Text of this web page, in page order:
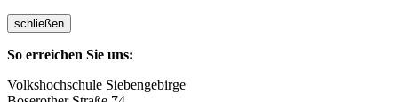
schließen
So erreichen Sie uns:
Volkshochschule Siebengebirge